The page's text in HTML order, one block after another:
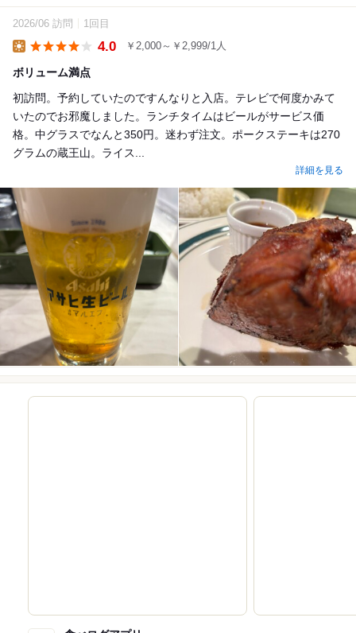
2026/06 訪問 1回目
4.0 ￥2,000～￥2,999/1人
ボリューム満点
初訪問。予約していたのですんなりと入店。テレビで何度かみて
いたのでお邪魔しました。ランチタイムはビールがサービス価
格。中グラスでなんと350円。迷わず注文。ポークステーキは270
グラムの蔵王山。ライス...
詳細を見る